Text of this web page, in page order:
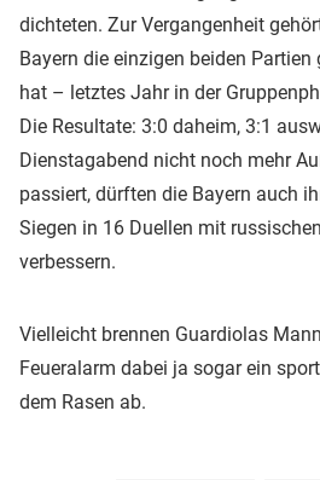
dichteten. Zur Vergangenheit
Bayern die einzigen beiden Partien
hat – letztes Jahr in der
Die Resultate: 3:0 daheim, 3:1
Dienstagabend nicht noch mehr
passiert, dürften die Bayern auch
Siegen in 16 Duellen mit
verbessern.
Vielleicht brennen Guardiolas
Feueralarm dabei ja sogar ein
dem Rasen ab.